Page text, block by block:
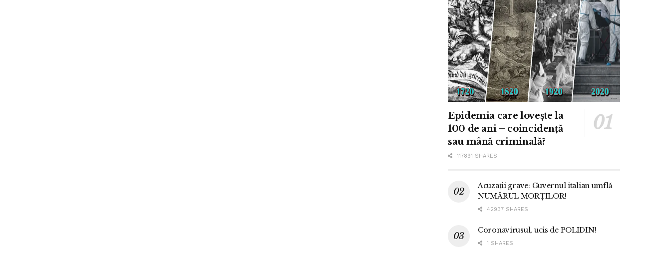
Epidemia care lovește la
100 de ani – coincidență
sau mână criminală?
117891 SHARES
Acuzații grave: Guvernul italian umflă
NUMĂRUL MORȚILOR!
42937 SHARES
Coronavirusul, ucis de POLIDIN!
1 SHARES